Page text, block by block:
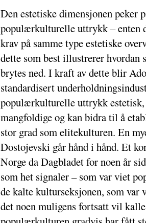
Den estetiske dimensjonen peker
populærkulturelle uttrykk – enten
krav på samme type estetiske
dette som best illustrerer
brytes ned. I kraft av dette blir
standardisert
populærkulturelle uttrykk
mangfoldige og kan bidra til å
stor grad som elitekulturen. En
Dostojevski går hånd i hånd. Et
Norge da Dagbladet for noen år
som het signaler – som var viet
de kalte kulturseksjonen, som
det noen muligens fortsatt vil